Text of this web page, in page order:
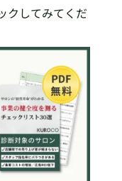
クしてみてくだ